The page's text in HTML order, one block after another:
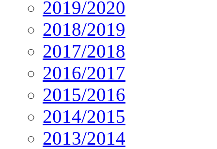
2019/2020
2018/2019
2017/2018
2016/2017
2015/2016
2014/2015
2013/2014